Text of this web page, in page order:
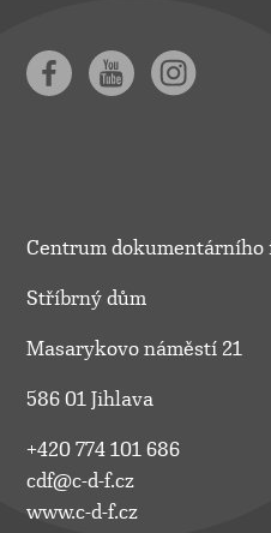
Centrum dokumentárního
Stříbrný dům
Masarykovo náměstí 21
586 01 Jihlava
+420 774 101 686
cdf@c-d-f.cz
www.c-d-f.cz